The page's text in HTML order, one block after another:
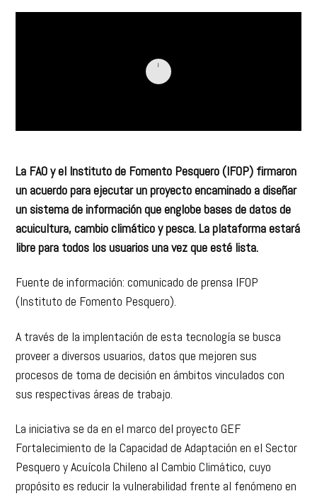
La FAO y el Instituto de Fomento Pesquero (IFOP) firmaron
un acuerdo para ejecutar un proyecto encaminado a diseñar
un sistema de información que englobe bases de datos de
acuicultura, cambio climático y pesca. La plataforma estará
libre para todos los usuarios una vez que esté lista.
Fuente de información: comunicado de prensa IFOP
(Instituto de Fomento Pesquero).
A través de la implentación de esta tecnología se busca
proveer a diversos usuarios, datos que mejoren sus
procesos de toma de decisión en ámbitos vinculados con
sus respectivas áreas de trabajo.
La iniciativa se da en el marco del proyecto GEF
Fortalecimiento de la Capacidad de Adaptación en el Sector
Pesquero y Acuícola Chileno al Cambio Climático, cuyo
propósito es reducir la vulnerabilidad frente al fenómeno en